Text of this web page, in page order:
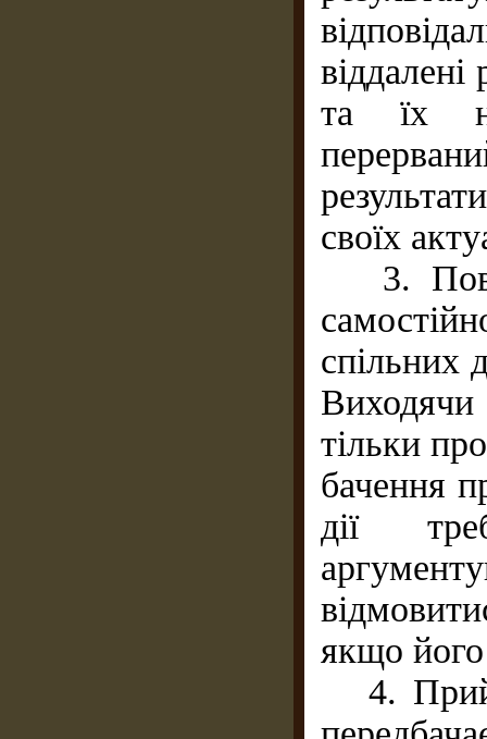
віддалені
та їх
своїх
3.
спільних
Виходячи
тільки
бачення
дії
якщо
4.